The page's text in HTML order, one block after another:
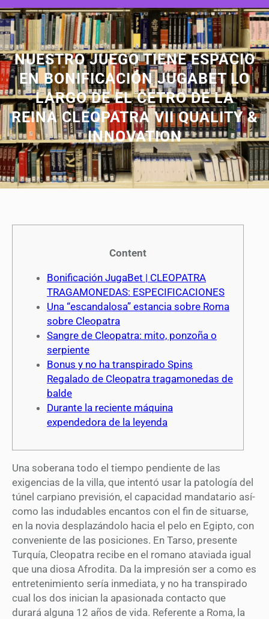
NUESTRO JUEGO TIENE ESPACIO
EN BONIFICACIÓN JUGABET LO
LARGO DE EL CETRO DE LA
REINA CLEOPATRA VII QUALITY &
INNOVATION
Content
Bonificación JugaBet | CLEOPATRA
TRAGAMONEDAS: ESPECIFICACIONES
Una “escandalosa” estancia sobre Roma
sobre Cleopatra
Sangre de Cleopatra: mito, ponzoña o
serpiente
Bonus y no ha transpirado Spins
Regalado de Cleopatra tragamonedas de
balde
Durante la reciente máquina
expendedora de la leyenda
Una soberana todo el tiempo pendiente de las
exigencias de la villa, que intentó usar la patologí­a del
túnel carpiano previsión, el capacidad mandatario así­
como las indudables encantos con el fin de situarse,
en la novia desplazándolo hacia el pelo en Egipto, con
conveniente de las posiciones. En Tarso, presente
Turquía, Cleopatra recibe en el romano ataviada igual
que una diosa Afrodita. Da la impresión ser a como es
entretenimiento serí­a inmediata, y no ha transpirado
cual los dos inician la apasionada contacto que
durará alguna 12 años de vida. Referente a Roma, la